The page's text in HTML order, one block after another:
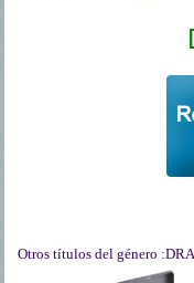
Otros títulos del género